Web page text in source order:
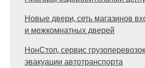
Новые двери, сеть магазинов
и межкомнатных дверей
НонСтоп, сервис
эвакуации автотранспорта